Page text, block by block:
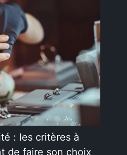
: les critères à
de faire son choix